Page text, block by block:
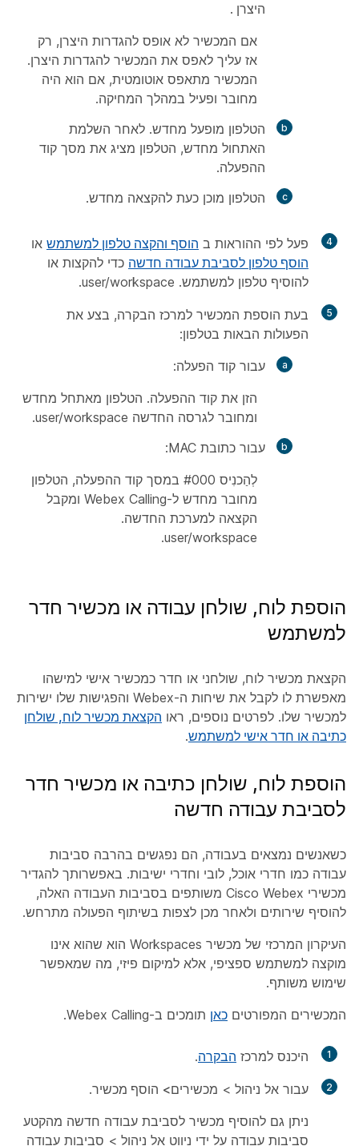
היצרן .
אם המכשיר לא אופס להגדרות היצרן, רק
אז עליך לאפס את המכשיר להגדרות היצרן.
המכשיר מתאפס אוטומטית, אם הוא היה
מחובר ופעיל במהלך המחיקה.
הטלפון מופעל מחדש. לאחר השלמת
האתחול מחדש, הטלפון מציג את מסך קוד
ההפעלה.
הטלפון מוכן כעת להקצאה מחדש.
4 פעל לפי ההוראות ב הוסף והקצה טלפון למשתמש או
הוסף טלפון לסביבת עבודה חדשה כדי להקצות או
להוסיף טלפון למשתמש. user/workspace.
5
בעת הוספת המכשיר למרכז הבקרה, בצע את
הפעולות הבאות בטלפון:
עבור קוד הפעלה:
הזן את קוד ההפעלה. הטלפון מאתחל מחדש
ומחובר לגרסה החדשה user/workspace.
עבור כתובת MAC:
לְהַכנִיס #000 במסך קוד ההפעלה, הטלפון
מחובר מחדש ל-Webex Calling ומקבל
הקצאה למערכת החדשה.
user/workspace.
הוספת לוח, שולחן עבודה או מכשיר חדר
למשתמש
הקצאת מכשיר לוח, שולחני או חדר כמכשיר אישי למישהו
מאפשרת לו לקבל את שיחות ה-Webex והפגישות שלו ישירות
למכשיר שלו. לפרטים נוספים, ראו הקצאת מכשיר לוח, שולחן
כתיבה או חדר אישי למשתמש.
הוספת לוח, שולחן כתיבה או מכשיר חדר
לסביבת עבודה חדשה
כשאנשים נמצאים בעבודה, הם נפגשים בהרבה סביבות
עבודה כמו חדרי אוכל, לובי וחדרי ישיבות. באפשרותך להגדיר
מכשירי Cisco Webex משותפים בסביבות העבודה האלה,
להוסיף שירותים ולאחר מכן לצפות בשיתוף הפעולה מתרחש.
העיקרון המרכזי של מכשיר Workspaces הוא שהוא אינו
מוקצה למשתמש ספציפי, אלא למיקום פיזי, מה שמאפשר
שימוש משותף.
המכשירים המפורטים כאן תומכים ב-Webex Calling.
1 היכנס למרכז הבקרה.
2 עבור אל ניהול > מכשירים> הוסף מכשיר.
ניתן גם להוסיף מכשיר לסביבת עבודה חדשה מהקטע
סביבות עבודה על ידי ניווט אל ניהול > סביבות עבודה